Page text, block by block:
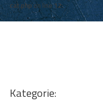
Kategorie:
cat.phpon line12